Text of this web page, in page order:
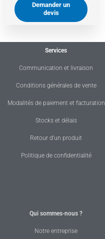
Demander un
devis
Services
Communication et livraison
Conditions générales de vente
Modalités de paiement et facturation
Stocks et délais
Retour d'un produit
Politique de confidentialité
Qui sommes-nous ?
Notre entreprise